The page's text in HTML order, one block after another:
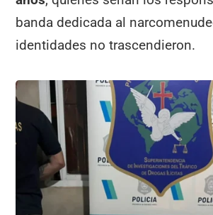
banda dedicada al
identidades no trascendieron.